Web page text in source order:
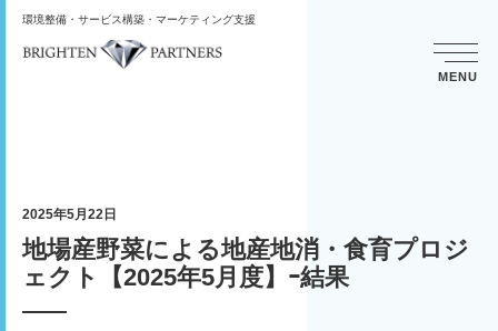
環境整備・サービス構築・マーケティング支援
MENU
2025年5月22日
地場産野菜による地産地消・食育プロジ
ェクト【2025年5月度】ｰ結果